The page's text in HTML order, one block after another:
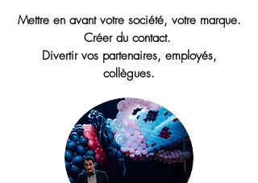
Mettre en avant votre société, votre marque.
Créer du contact.
Divertir vos partenaires, employés,
collègues.